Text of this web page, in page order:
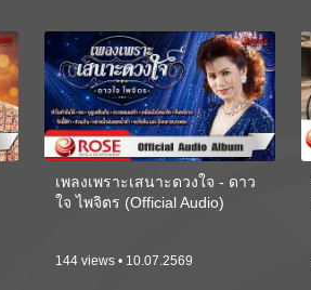
เพลงเพราะเสนาะดวงใจ - ดาว
ใจ ไพจิตร (Official Audio)
144 views • 10.07.2569